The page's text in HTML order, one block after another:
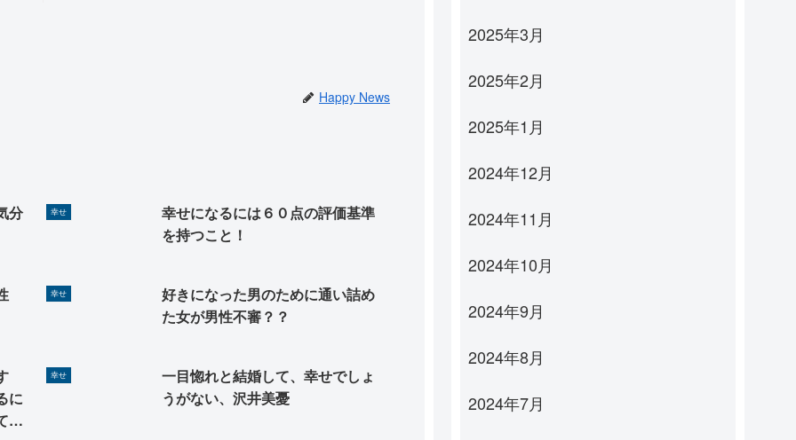
Happy News
分 幸せ
幸せになるには６０点の評価基準
を持つこと！
幸せ
好きになった男のために通い詰め
た女が男性不審？？
に
、
幸せ
一目惚れと結婚して、幸せでしょ
うがない、沢井美憂
2025年3月
2025年2月
2025年1月
2024年12月
2024年11月
2024年10月
2024年9月
2024年8月
2024年7月